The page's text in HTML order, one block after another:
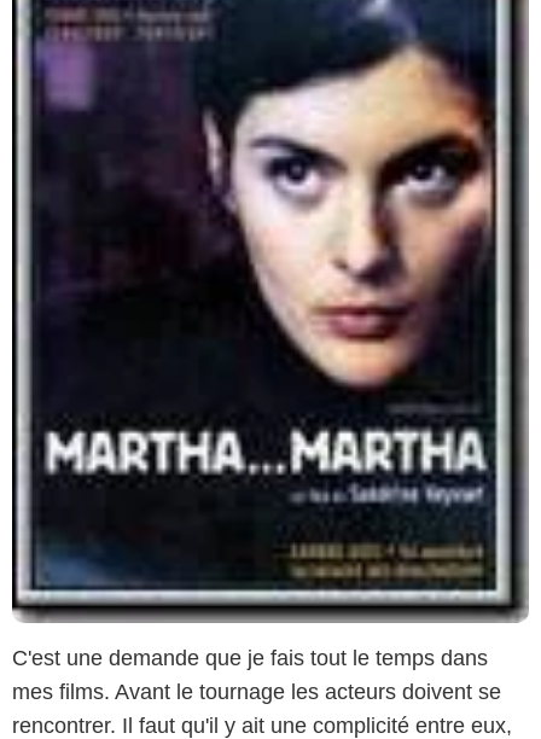
C'est une demande que je fais tout le temps dans
mes films. Avant le tournage les acteurs doivent se
rencontrer. Il faut qu'il y ait une complicité entre eux,